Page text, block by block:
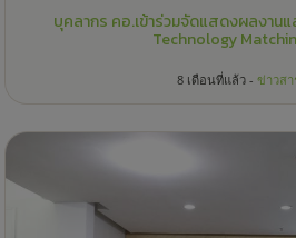
บุคลากร คอ.เข้าร่วมจัดแสดงผลงาน
Technology
8 เดือนที่แล้ว - ข่าวสา